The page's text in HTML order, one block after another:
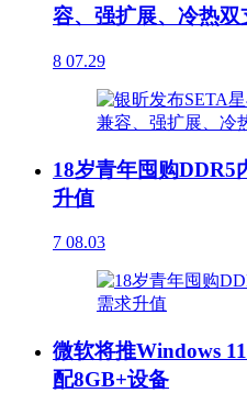
容、强扩展、冷热双
8 07.29
18岁青年囤购DDR5
升值
7 08.03
微软将推Windows
配8GB+设备